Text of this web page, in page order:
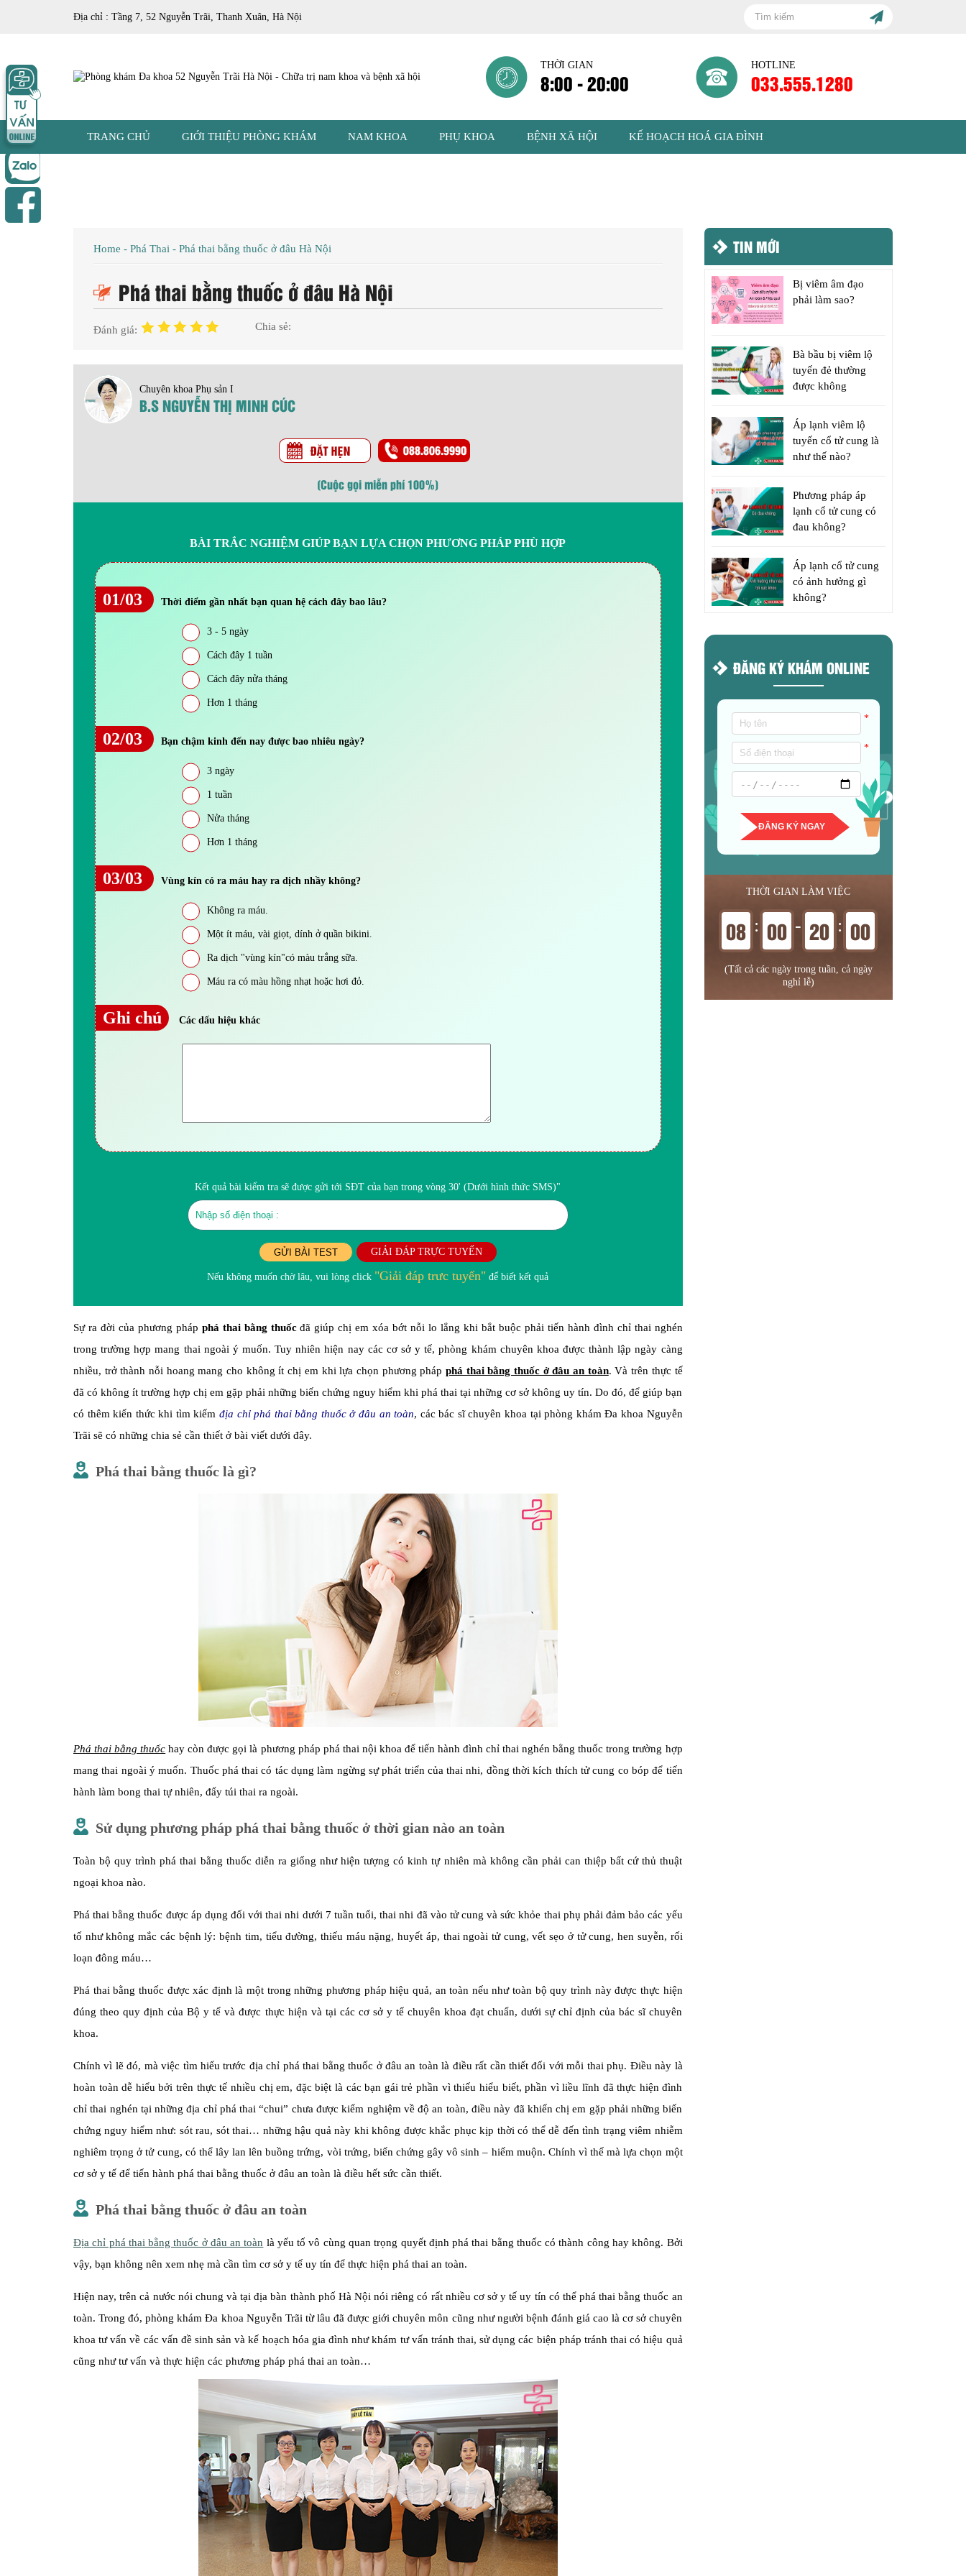
Địa chỉ : Tầng 7, 52 Nguyễn Trãi, Thanh Xuân, Hà Nội
THỜI GIAN
8:00 - 20:00
HOTLINE
033.555.1280
TRANG CHỦ GIỚI THIỆU PHÒNG KHÁM NAM KHOA PHỤ KHOA BỆNH XÃ HỘI KẾ HOẠCH HOÁ GIA ĐÌNH
Home - Phá Thai - Phá thai bằng thuốc ở đâu Hà Nội
Phá thai bằng thuốc ở đâu Hà Nội
Đánh giá: Chia sẻ:
Chuyên khoa Phụ sản I
B.S NGUYỄN THỊ MINH CÚC
(Cuộc gọi miễn phí 100%)
BÀI TRẮC NGHIỆM GIÚP BẠN LỰA CHỌN PHƯƠNG PHÁP PHÙ HỢP
01/03 Thời điểm gần nhất bạn quan hệ cách đây bao lâu?
3 - 5 ngày
Cách đây 1 tuần
Cách đây nửa tháng
Hơn 1 tháng
02/03 Bạn chậm kinh đến nay được bao nhiêu ngày?
3 ngày
1 tuần
Nửa tháng
Hơn 1 tháng
03/03 Vùng kín có ra máu hay ra dịch nhầy không?
Không ra máu.
Một ít máu, vài giọt, dính ở quần bikini.
Ra dịch "vùng kín"có màu trắng sữa.
Máu ra có màu hồng nhạt hoặc hơi đỏ.
Ghi chú Các dấu hiệu khác
Kết quả bài kiểm tra sẽ được gửi tới SĐT của bạn trong vòng 30' (Dưới hình thức SMS)"
GỬI BÀI TEST GIẢI ĐÁP TRỰC TUYẾN
Nếu không muốn chờ lâu, vui lòng click "Giải đáp trưc tuyến" để biết kết quả
Sự ra đời của phương pháp phá thai bằng thuốcđã giúp chị em xóa bớt nỗi lo lắng khi bắt buộc phải tiến hành đình chỉ thai nghén
trong trường hợp mang thai ngoài ý muốn. Tuy nhiên hiện nay các cơ sở y tế, phòng khám chuyên khoa được thành lập ngày càng
nhiều, trở thành nỗi hoang mang cho không ít chị em khi lựa chọn phương pháp phá thai bằng thuốc ở đâu an toàn. Và trên thực tế
đã có không ít trường hợp chị em gặp phải những biến chứng nguy hiểm khi phá thai tại những cơ sở không uy tín. Do đó, để giúp bạn
có thêm kiến thức khi tìm kiếmđịa chỉ phá thai bằng thuốc ở đâu an toàn, các bác sĩ chuyên khoa tại phòng khám Đa khoa Nguyễn
Trãi sẽ có những chia sẻ cần thiết ở bài viết dưới đây.
Phá thai bằng thuốc là gì?
Phá thai bằng thuốc hay còn được gọi là phương pháp phá thai nội khoa để tiến hành đình chỉ thai nghén bằng thuốc trong trường hợp
mang thai ngoài ý muốn. Thuốc phá thai có tác dụng làm ngừng sự phát triển của thai nhi, đồng thời kích thích tử cung co bóp để tiến
hành làm bong thai tự nhiên, đẩy túi thai ra ngoài.
Sử dụng phương pháp phá thai bằng thuốc ở thời gian nào an toàn
Toàn bộ quy trình phá thai bằng thuốc diễn ra giống như hiện tượng có kinh tự nhiên mà không cần phải can thiệp bất cứ thủ thuật
ngoại khoa nào.
Phá thai bằng thuốc được áp dụng đối với thai nhi dưới 7 tuần tuổi, thai nhi đã vào tử cung và sức khỏe thai phụ phải đảm bảo các yếu
tố như không mắc các bệnh lý: bệnh tim, tiểu đường, thiếu máu nặng, huyết áp, thai ngoài tử cung, vết sẹo ở tử cung, hen suyễn, rối
loạn đông máu…
Phá thai bằng thuốc được xác định là một trong những phương pháp hiệu quả, an toàn nếu như toàn bộ quy trình này được thực hiện
đúng theo quy định của Bộ y tế và được thực hiện và tại các cơ sở y tế chuyên khoa đạt chuẩn, dưới sự chỉ định của bác sĩ chuyên
khoa.
Chính vì lẽ đó, mà việc tìm hiểu trước địa chỉ phá thai bằng thuốc ở đâu an toàn là điều rất cần thiết đối với mỗi thai phụ. Điều này là
hoàn toàn dễ hiểu bởi trên thực tế nhiều chị em, đặc biệt là các bạn gái trẻ phần vì thiếu hiểu biết, phần vì liều lĩnh đã thực hiện đình
chỉ thai nghén tại những địa chỉ phá thai “chui” chưa được kiểm nghiệm về độ an toàn, điều này đã khiến chị em gặp phải những biến
chứng nguy hiểm như: sót rau, sót thai… những hậu quả này khi không được khắc phục kịp thời có thể dễ đến tình trạng viêm nhiễm
nghiêm trọng ở tử cung, có thể lây lan lên buồng trứng, vòi trứng, biến chứng gây vô sinh – hiếm muộn. Chính vì thế mà lựa chọn một
cơ sở y tế để tiến hành phá thai bằng thuốc ở đâu an toàn là điều hết sức cần thiết.
Phá thai bằng thuốc ở đâu an toàn
Địa chỉ phá thai bằng thuốc ở đâu an toàn là yếu tố vô cùng quan trọng quyết định phá thai bằng thuốc có thành công hay không. Bởi
vậy, bạn không nên xem nhẹ mà cần tìm cơ sở y tế uy tín để thực hiện phá thai an toàn.
Hiện nay, trên cả nước nói chung và tại địa bàn thành phố Hà Nội nói riêng có rất nhiều cơ sở y tế uy tín có thể phá thai bằng thuốc an
toàn. Trong đó, phòng khám Đa khoa Nguyễn Trãi từ lâu đã được giới chuyên môn cũng như người bệnh đánh giá cao là cơ sở chuyên
khoa tư vấn về các vấn đề sinh sản và kế hoạch hóa gia đình như khám tư vấn tránh thai, sử dụng các biện pháp tránh thai có hiệu quả
cũng như tư vấn và thực hiện các phương pháp phá thai an toàn…
TIN MỚI
Bị viêm âm đạo
phải làm sao?
Bà bầu bị viêm lộ
tuyến đẻ thường
được không
Áp lạnh viêm lộ
tuyến cổ tử cung là
như thế nào?
Phương pháp áp
lạnh cổ tử cung có
đau không?
Áp lạnh cổ tử cung
có ảnh hưởng gì
không?
ĐĂNG KÝ KHÁM ONLINE
*
*
ĐĂNG KÝ NGAY
THỜI GIAN LÀM VIỆC
08 : 00 - 20 : 00
(Tất cả các ngày trong tuần, cả ngày
nghỉ lễ)